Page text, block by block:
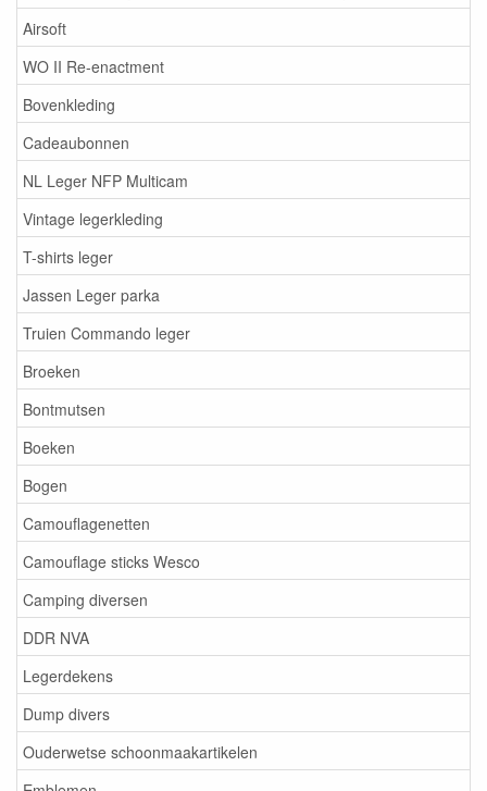
Airsoft
WO II Re-enactment
Bovenkleding
Cadeaubonnen
NL Leger NFP Multicam
Vintage legerkleding
T-shirts leger
Jassen Leger parka
Truien Commando leger
Broeken
Bontmutsen
Boeken
Bogen
Camouflagenetten
Camouflage sticks Wesco
Camping diversen
DDR NVA
Legerdekens
Dump divers
Ouderwetse schoonmaakartikelen